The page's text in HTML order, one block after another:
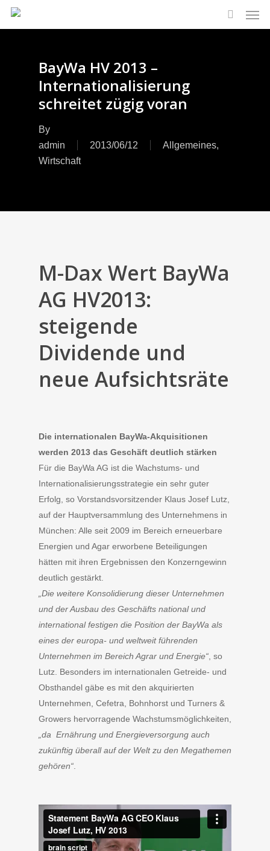
Skip
search
BayWa HV 2013 –
Internationalisierung
schreitet zügig voran
By
admin
2013/06/12 Allgemeines,
Wirtschaft
M-Dax Wert BayWa
AG HV2013:
steigende
Dividende und
neue Aufsichtsräte
Die internationalen BayWa-Akquisitionen
werden 2013 das Geschäft deutlich stärken
Für die BayWa AG ist die Wachstums- und
Internationalisierungsstrategie ein sehr guter
Erfolg, so Vorstandsvorsitzender Klaus Josef Lutz,
auf der Hauptversammlung des Unternehmens in
München: Alle seit 2009 im Bereich erneuerbare
Energien und Agar erworbene Beteiligungen
hätten mit ihren Ergebnissen den Konzerngewinn
deutlich gestärkt.
„Die weitere Konsolidierung dieser Unternehmen
und der Ausbau des Geschäfts national und
international festigen die Position der BayWa als
eines der europa- und weltweit führenden
Unternehmen im Bereich Agrar und Energie“ , so
Lutz. Besonders im internationalen Getreide- und
Obsthandel gäbe es mit den akquirierten
Unternehmen, Cefetra, Bohnhorst und Turners &
Growers hervorragende Wachstumsmöglichkeiten,
„da Ernährung und Energieversorgung auch
zukünftig überall auf der Welt zu den Megathemen
gehören“